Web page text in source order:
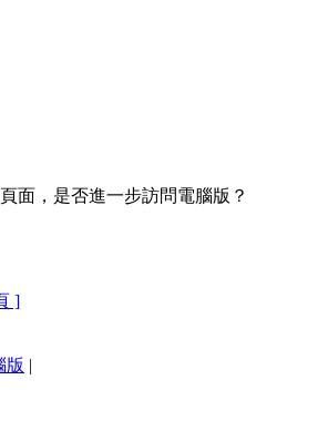
面，是否進一步訪問電腦版？
]
版 |